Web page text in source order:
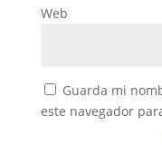
Web
Guarda mi
este navegador